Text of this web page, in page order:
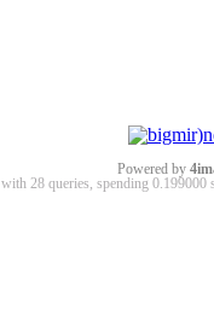
Powered by
with 28 queries, spending